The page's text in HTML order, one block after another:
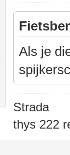
Als je
Strada
thys 222